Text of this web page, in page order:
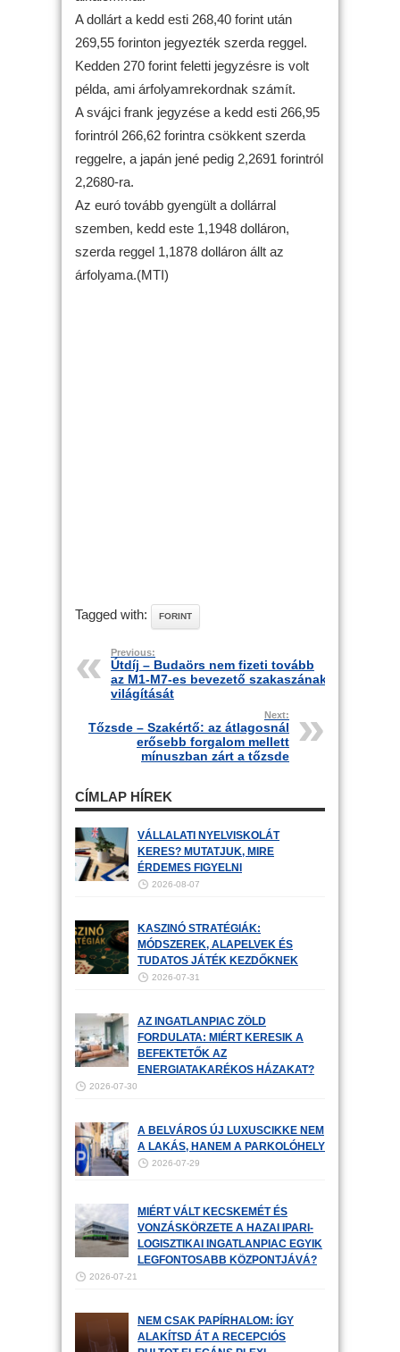
A dollárt a kedd esti 268,40 forint után
269,55 forinton jegyezték szerda reggel.
Kedden 270 forint feletti jegyzésre is volt
példa, ami árfolyamrekordnak számít.
A svájci frank jegyzése a kedd esti 266,95
forintról 266,62 forintra csökkent szerda
reggelre, a japán jené pedig 2,2691 forintról
2,2680-ra.
Az euró tovább gyengült a dollárral
szemben, kedd este 1,1948 dolláron,
szerda reggel 1,1878 dolláron állt az
árfolyama.(MTI)
Tagged with: FORINT
Previous:
Útdíj – Budaörs nem fizeti tovább
az M1-M7-es bevezető szakaszának
világítását
Next:
Tőzsde – Szakértő: az átlagosnál
erősebb forgalom mellett
mínuszban zárt a tőzsde
CÍMLAP HÍREK
VÁLLALATI NYELVISKOLÁT
KERES? MUTATJUK, MIRE
ÉRDEMES FIGYELNI
2026-08-07
KASZINÓ STRATÉGIÁK:
MÓDSZEREK, ALAPELVEK ÉS
TUDATOS JÁTÉK KEZDŐKNEK
2026-07-31
AZ INGATLANPIAC ZÖLD
FORDULATA: MIÉRT KERESIK A
BEFEKTETŐK AZ
ENERGIATAKARÉKOS HÁZAKAT?
2026-07-30
A BELVÁROS ÚJ LUXUSCIKKE NEM
A LAKÁS, HANEM A PARKOLÓHELY
2026-07-29
MIÉRT VÁLT KECSKEMÉT ÉS
VONZÁSKÖRZETE A HAZAI IPARI-
LOGISZTIKAI INGATLANPIAC EGYIK
LEGFONTOSABB KÖZPONTJÁVÁ?
2026-07-21
NEM CSAK PAPÍRHALOM: ÍGY
ALAKÍTSD ÁT A RECEPCIÓS